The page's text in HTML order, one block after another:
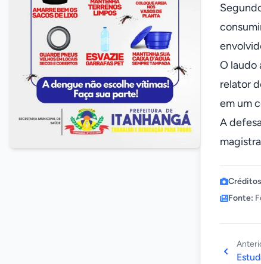
O laudo
relator
em um
A
Fonte: